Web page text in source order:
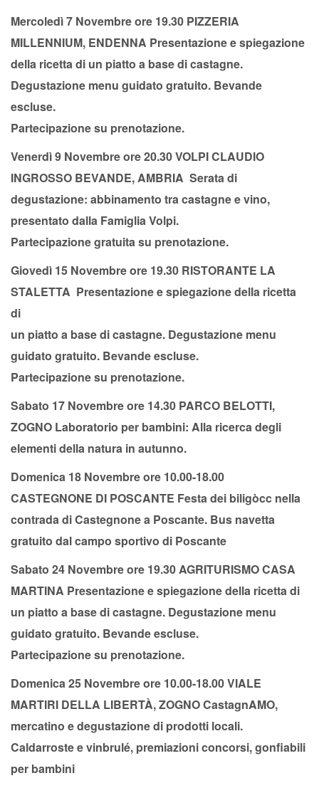
Mercoledì 7 Novembre ore 19.30 PIZZERIA
MILLENNIUM, ENDENNA Presentazione e spiegazione
della ricetta di un piatto a base di castagne.
Degustazione menu guidato gratuito. Bevande
escluse.
Partecipazione su prenotazione.
Venerdì 9 Novembre ore 20.30 VOLPI CLAUDIO
INGROSSO BEVANDE, AMBRIA Serata di
degustazione: abbinamento tra castagne e vino,
presentato dalla Famiglia Volpi.
Partecipazione gratuita su prenotazione.
Giovedì 15 Novembre ore 19.30 RISTORANTE LA
STALETTA Presentazione e spiegazione della ricetta
di
un piatto a base di castagne. Degustazione menu
guidato gratuito. Bevande escluse.
Partecipazione su prenotazione.
Sabato 17 Novembre ore 14.30 PARCO BELOTTI,
ZOGNO Laboratorio per bambini: Alla ricerca degli
elementi della natura in autunno.
Domenica 18 Novembre ore 10.00-18.00
CASTEGNONE DI POSCANTE Festa dei biligòcc nella
contrada di Castegnone a Poscante. Bus navetta
gratuito dal campo sportivo di Poscante
Sabato 24 Novembre ore 19.30 AGRITURISMO CASA
MARTINA Presentazione e spiegazione della ricetta di
un piatto a base di castagne. Degustazione menu
guidato gratuito. Bevande escluse.
Partecipazione su prenotazione.
Domenica 25 Novembre ore 10.00-18.00 VIALE
MARTIRI DELLA LIBERTÀ, ZOGNO CastagnAMO,
mercatino e degustazione di prodotti locali.
Caldarroste e vinbrulé, premiazioni concorsi, gonfiabili
per bambini